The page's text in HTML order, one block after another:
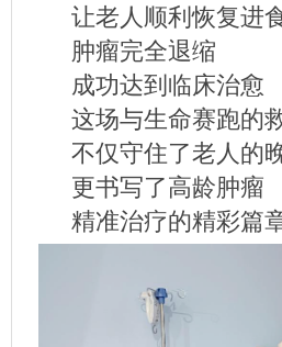
让老人顺利恢复进
肿瘤完全退缩
成功达到临床治愈
这场与生命赛跑的
不仅守住了老人的
更书写了高龄肿瘤
精准治疗的精彩篇